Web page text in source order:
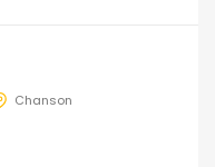
Chanson